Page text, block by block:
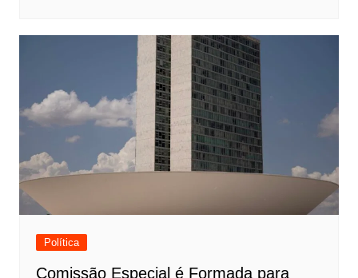
Política
Comissão Especial é Formada para